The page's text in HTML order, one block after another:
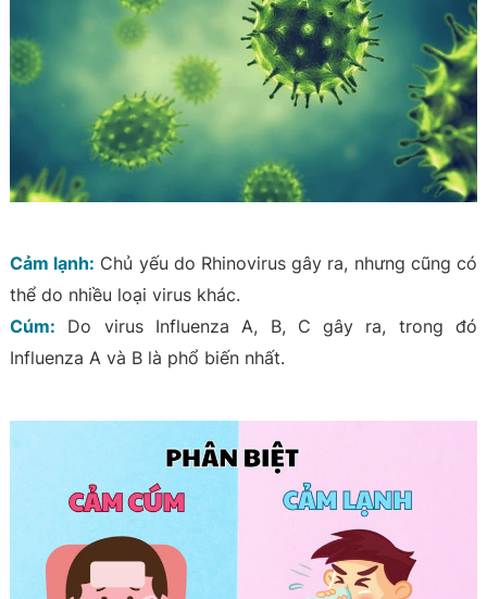
Cảm lạnh: Chủ yếu do Rhinovirus gây ra, nhưng cũng có
thể do nhiều loại virus khác.
Cúm: Do virus Influenza A, B, C gây ra, trong đó
Influenza A và B là phổ biến nhất.